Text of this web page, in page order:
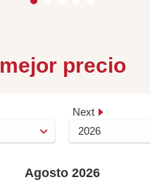
mejor precio
Next
Agosto 2026